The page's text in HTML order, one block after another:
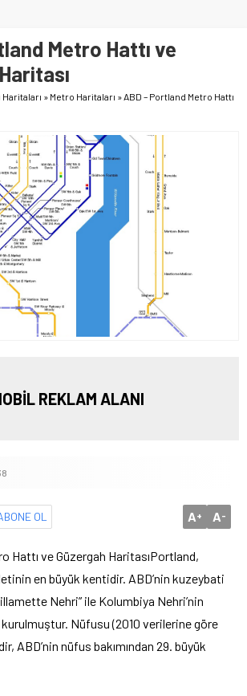
Metro Hattı ve
» Metro Haritaları » ABD – Portland Metro Hattı
REKLAM ALANI
OL A+ A-
Hattı ve Güzergah HaritasıPortland,
en büyük kentidir. ABD’nin kuzeybati
Nehri” ile Kolumbiya Nehri’nin
Nüfusu (2010 verilerine göre
ABD’nin nüfus bakımından 29. büyük